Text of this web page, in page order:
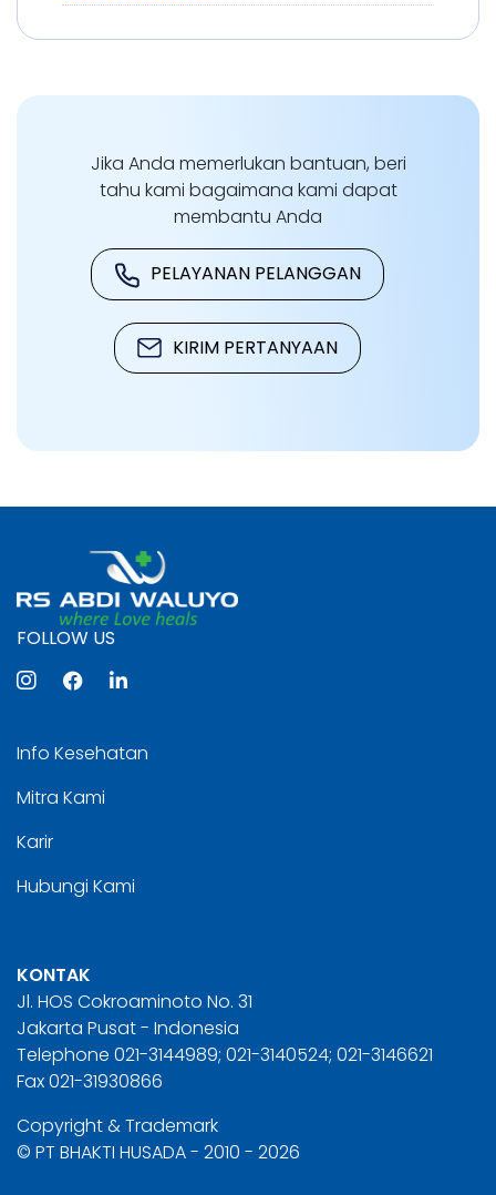
Jika Anda memerlukan bantuan, beri
tahu kami bagaimana kami dapat
membantu Anda
PELAYANAN PELANGGAN
KIRIM PERTANYAAN
FOLLOW US
Info Kesehatan
Mitra Kami
Karir
Hubungi Kami
KONTAK
Jl. HOS Cokroaminoto No. 31
Jakarta Pusat - Indonesia
Telephone 021-3144989; 021-3140524; 021-3146621
Fax 021-31930866
Copyright & Trademark
© PT BHAKTI HUSADA - 2010 - 2026